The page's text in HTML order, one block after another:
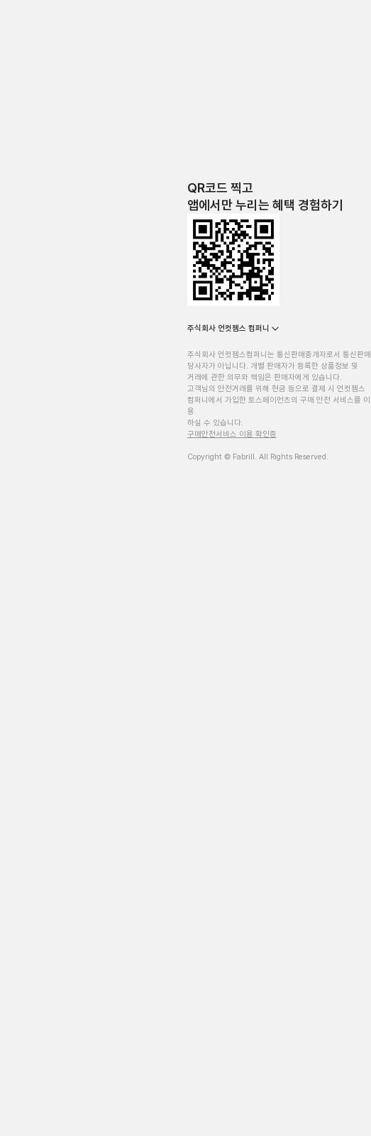
QR코드 찍고
앱에서만 누리는 혜택 경험하기
주식회사 언컷젬스 컴퍼니
주식회사 언컷젬스컴퍼니는 통신판매중개자로서 통신판매
당사자가 아닙니다. 개별 판매자가 등록한 상품정보 및
거래에 관한 의무와 책임은 판매자에게 있습니다.
고객님의 안전거래를 위해 현금 등으로 결제 시 언컷젬스
컴퍼니에서 가입한 토스페이먼츠의 구매 안전 서비스를 이
용
하실 수 있습니다.
구매안전서비스 이용 확인증
Copyright © Fabrill. All Rights Reserved.